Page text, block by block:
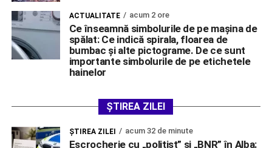
ACTUALITATE acum 2 ore
Ce înseamnă simbolurile de pe mașina de
spălat: Ce indică spirala, floarea de
bumbac și alte pictograme. De ce sunt
importante simbolurile de pe etichetele
hainelor
ȘTIREA ZILEI
ŞTIREA ZILEI acum 32 de minute
Escrocherie cu „polițist” și „BNR” în Alba: